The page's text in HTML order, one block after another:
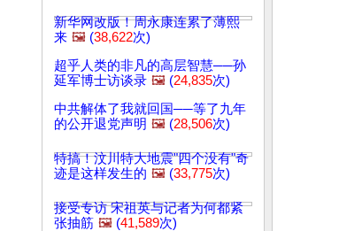
新华网改版！周永康连累了薄熙
来 🖼️ (38,622次)
超乎人类的非凡的高层智慧──孙
延军博士访谈录 🖼️ (24,835次)
中共解体了我就回国──等了九年
的公开退党声明 🖼️ (28,506次)
特搞！汶川特大地震"四个没有"奇
迹是这样发生的 🖼️ (33,775次)
接受专访 宋祖英与记者为何都紧
张抽筋 🖼️ (41,589次)